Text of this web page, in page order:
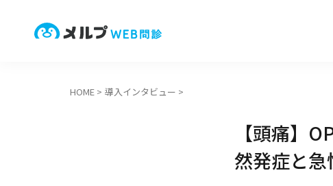
HOME > 導入インタビュー >
【頭痛】
然発症と